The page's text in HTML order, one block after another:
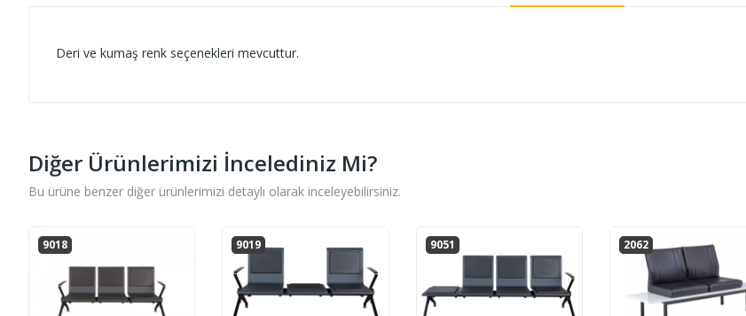
Deri ve kumaş renk seçenekleri mevcuttur.
Diğer Ürünlerimizi İncelediniz Mi?
Bu ürüne benzer diğer ürünlerimizi detaylı olarak inceleyebilirsiniz.
9018 9019 9051 2062